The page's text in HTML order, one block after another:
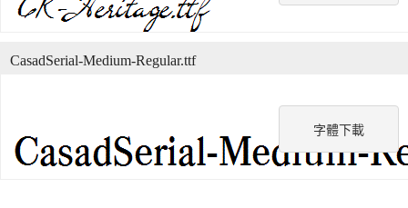
字體下載
CasadSerial-Medium-Regular.ttf